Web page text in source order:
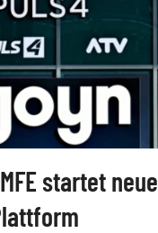
startet neue